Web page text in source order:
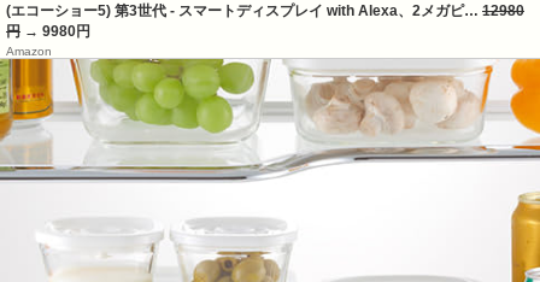
(エコーショー5) 第3世代 - スマートディスプレイ with Alexa、2メガピ… 12980
円 → 9980円
Amazon